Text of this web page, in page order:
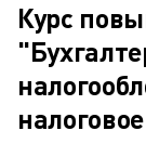
Курс